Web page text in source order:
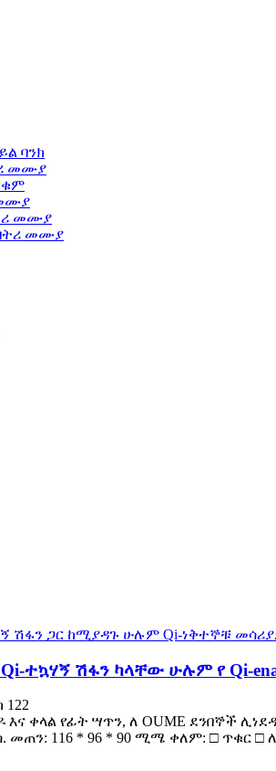
ባንክ
መሙያ
መሙያ
መሙያ
Qi-ተኳሃኝ ሽፋን ካላቸው ሁሉም የ Qi-
122
እና ቀላል የፊት ሣጥን, ለ OUME ደንበኞች
መጠን: 116 * 96 * 90 ሚሜ ቀለም: □ ጥቁር □